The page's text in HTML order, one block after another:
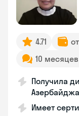
4.71
10
Получила
Имеет